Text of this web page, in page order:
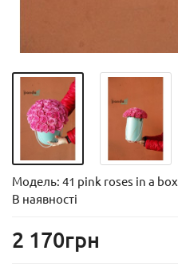
Модель: 41 pink roses in a box
В наявності
2 170грн